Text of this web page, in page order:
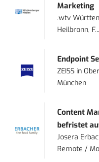
Marketing
.wtv
Heilbronn, F...
Endpoint
ZEISS in
München
Content
befristet
Josera
Remote /